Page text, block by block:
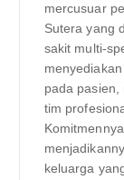
mercusuar
Sutera yang
sakit multi-
pada
tim
keluarga